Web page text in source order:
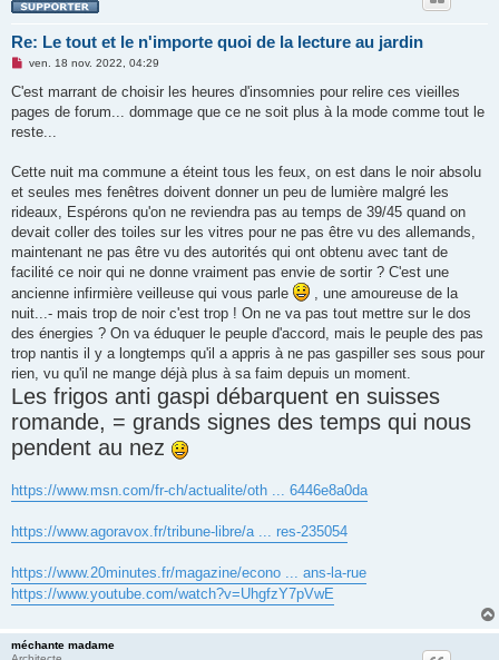
Re: Le tout et le n'importe quoi de la lecture au jardin
M
s
a
g
o
u
ven. 18 nov. 2022, 04:29
C'est marrant de choisir les heures d'insomnies pour relire ces vieilles
pages de forum... dommage que ce ne soit plus à la mode comme tout le
reste...
Cette nuit ma commune a éteint tous les feux, on est dans le noir absolu
et seules mes fenêtres doivent donner un peu de lumière malgré les
rideaux, Espérons qu'on ne reviendra pas au temps de 39/45 quand on
devait coller des toiles sur les vitres pour ne pas être vu des allemands,
maintenant ne pas être vu des autorités qui ont obtenu avec tant de
facilité ce noir qui ne donne vraiment pas envie de sortir ? C'est une
ancienne infirmière veilleuse qui vous parle
, une amoureuse de la
nuit...- mais trop de noir c'est trop ! On ne va pas tout mettre sur le dos
des énergies ? On va éduquer le peuple d'accord, mais le peuple des pas
trop nantis il y a longtemps qu'il a appris à ne pas gaspiller ses sous pour
rien, vu qu'il ne mange déjà plus à sa faim depuis un moment.
Les frigos anti gaspi débarquent en suisses
romande, = grands signes des temps qui nous
pendent au nez
https://www.msn.com/fr-ch/actualite/oth ... 6446e8a0da
https://www.agoravox.fr/tribune-libre/a ... res-235054
https://www.20minutes.fr/magazine/econo ... ans-la-rue
https://www.youtube.com/watch?v=UhgfzY7pVwE
méchante madame